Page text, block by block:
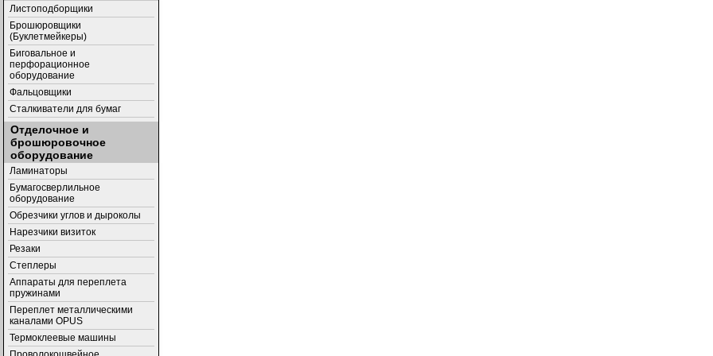
Листоподборщики
Брошюровщики
(Буклетмейкеры)
Биговальное и
перфорационное
оборудование
Фальцовщики
Сталкиватели для бумаг
Отделочное и
брошюровочное
оборудование
Ламинаторы
Бумагосверлильное
оборудование
Обрезчики углов и дыроколы
Нарезчики визиток
Резаки
Степлеры
Аппараты для переплета
пружинами
Переплет металлическими
каналами OPUS
Термоклеевые машины